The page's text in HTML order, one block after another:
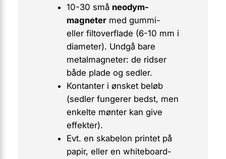
10-30 små neodym-
magnetermed gummi-
eller filtoverflade (6-10 mm i
diameter). Undgå bare
metalmagneter: de ridser
både plade og sedler.
Kontanter i ønsket beløb
(sedler fungerer bedst, men
enkelte mønter kan give
effekter).
Evt. en skabelon printet på
papir, eller en whiteboard-